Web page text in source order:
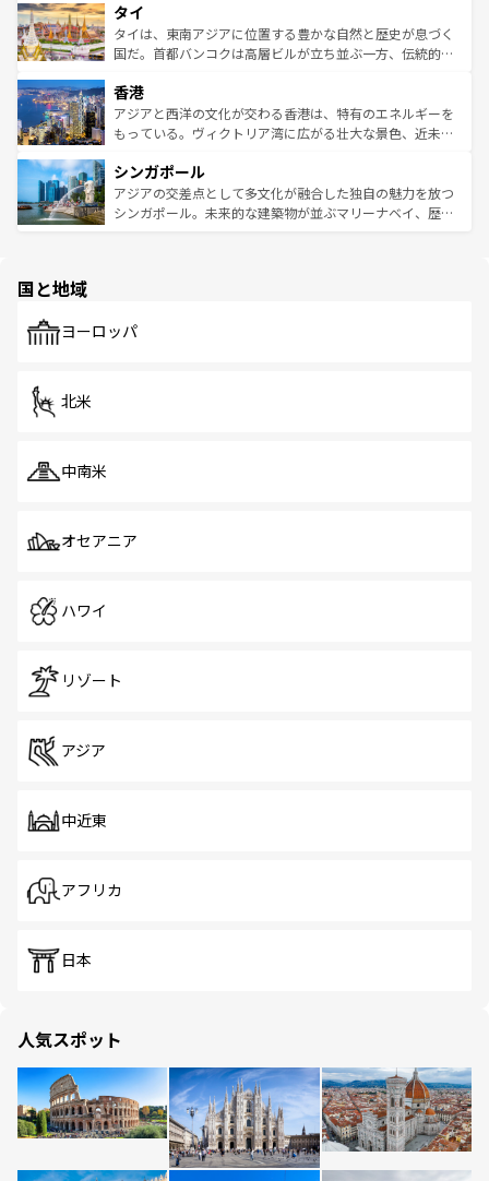
リティに包まれながら、韓国の多彩な魅力を心ゆくまで味
わってみてほしい。 なお、新着の韓国情報はコンテンツ一
覧を参照してほしい。
急速な発展と共に伝統が息づく。ハノイの古い町並みやホ
ーチミン市のフランス統治時代の建物も、独特の雰囲気を
醸し出している。また、バラエティの豊かさとおいしさで
とつ。フォーやバインミー、ベトナムコーヒーなどは、ぜ
ひ現地で味わいたい。どの地域を訪れてもあたたかい人々
が旅行者を迎えてくれるので、きっと忘れられない旅にな
参照してほしい。
タイ
タイは、東南アジアに位置する豊かな自然と歴史が息づく
国だ。首都バンコクは高層ビルが立ち並ぶ一方、伝統的な
の活気が交差している。北部ではチェンマイなどの山岳地
帯で自然と触れ合い、南部ではプーケットやクラビの美し
いビーチでリゾート気分を楽しむことができる。タイ料理
激する。気候は一年中温暖で、どの季節にも異なる楽しみ
が待っている。親しみやすいタイの人々、仏教を中心とし
た文化、そして多様な観光資源が、訪れる旅人を魅了し続
香港
アジアと西洋の文化が交わる香港は、特有のエネルギーを
もっている。ヴィクトリア湾に広がる壮大な景色、近未来
み、どこを訪れても感動するはず。観光スポットが密集し
ており、効率よく見どころを回れるのも魅力。息をのむよ
うな絶景から文化的な体験まで、香港を存分に楽しみ尽く
シンガポール
アジアの交差点として多文化が融合した独自の魅力を放つ
シンガポール。未来的な建築物が並ぶマリーナベイ、歴史
で、ホーカーズは地元の風情を楽しめる外せないスポット
国と地域
ヨーロッパ
北米
中南米
オセアニア
ハワイ
リゾート
アジア
中近東
アフリカ
日本
人気スポット